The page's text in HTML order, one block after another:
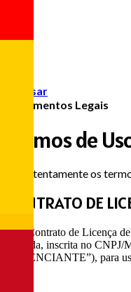
Acessar
Documentos Legais
Termos de
Leia atentamente os
CONTRATO DE
Este Contrato de Licença
limitada, inscrita no
“LICENCIANTE”), para